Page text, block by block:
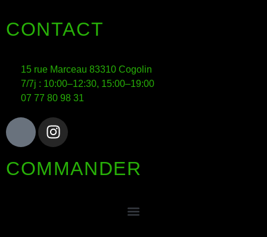
CONTACT
15 rue Marceau 83310 Cogolin
7/7j : 10:00–12:30, 15:00–19:00
07 77 80 98 31
COMMANDER